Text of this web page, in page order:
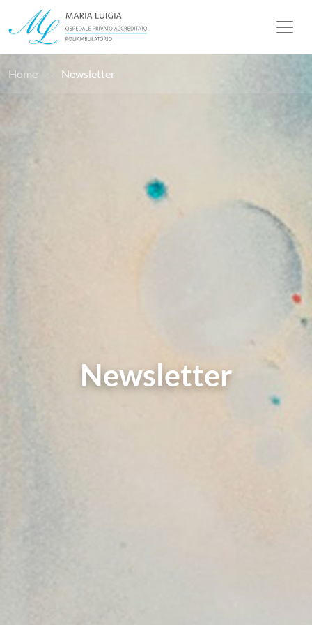
Home Newsletter
Newsletter